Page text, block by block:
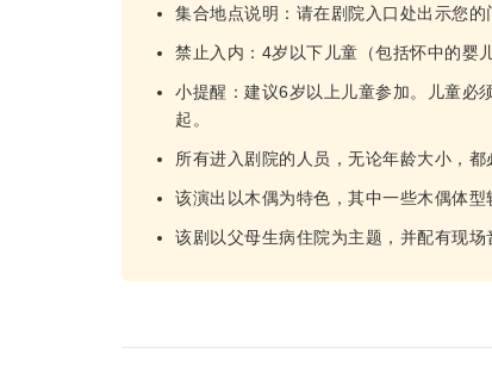
集合地点说明：请在剧院入口处出示您的
禁止入内：4岁以下儿童（包括怀中的婴儿
小提醒：建议6岁以上儿童参加。儿童必
起。
所有进入剧院的人员，无论年龄大小，都
该演出以木偶为特色，其中一些木偶体型
该剧以父母生病住院为主题，并配有现